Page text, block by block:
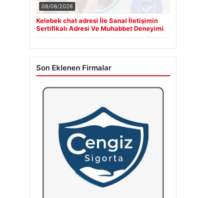
08/08/2026
Kelebek chat adresi İle Sanal İletişimin
Sertifikalı Adresi Ve Muhabbet Deneyimi
Son Eklenen Firmalar